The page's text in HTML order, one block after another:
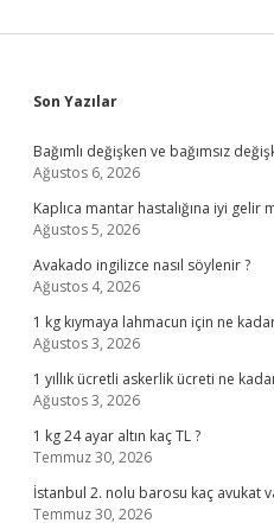
Sidebar
Son Yazılar
Bağımlı değişken ve bağımsız
Ağustos 6, 2026
Kaplıca mantar hastalığına iyi gelir
Ağustos 5, 2026
Avakado ingilizce nasıl söylenir ?
Ağustos 4, 2026
1 kg kıymaya lahmacun için ne
Ağustos 3, 2026
1 yıllık ücretli askerlik ücreti ne
Ağustos 3, 2026
1 kg 24 ayar altın kaç TL ?
Temmuz 30, 2026
İstanbul 2. nolu barosu kaç avukat
Temmuz 30, 2026